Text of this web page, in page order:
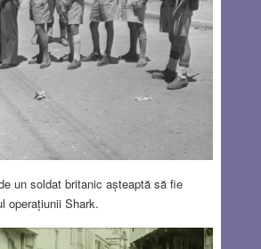
un soldat britanic așteaptă să fie
operațiunii Shark.